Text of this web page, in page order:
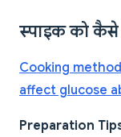
स्पाइक को
Cooking
affect glucose
Preparation